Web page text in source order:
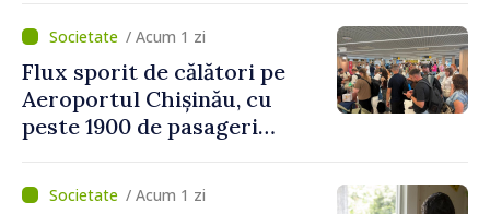
/ Acum 1 zi
Flux sporit de călători pe
Aeroportul Chișinău, cu
peste 1900 de pasageri
de vârf a concediilor
/ Acum 1 zi